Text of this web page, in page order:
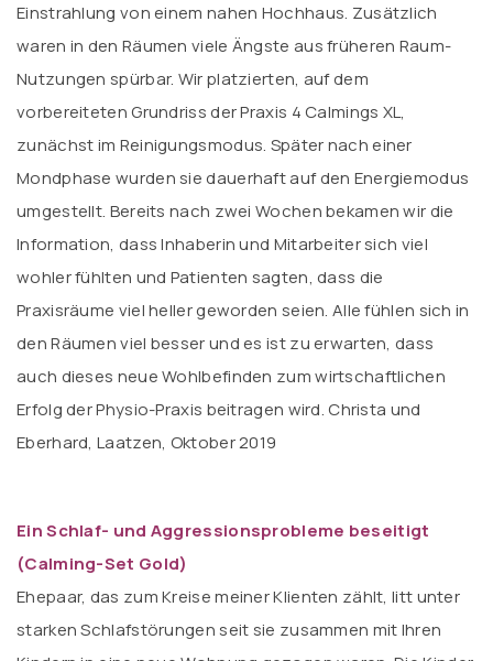
Einstrahlung von einem nahen Hochhaus. Zusätzlich
waren in den Räumen viele Ängste aus früheren Raum-
Nutzungen spürbar. Wir platzierten, auf dem
vorbereiteten Grundriss der Praxis 4 Calmings XL,
zunächst im Reinigungsmodus. Später nach einer
Mondphase wurden sie dauerhaft auf den Energiemodus
umgestellt. Bereits nach zwei Wochen bekamen wir die
Information, dass Inhaberin und Mitarbeiter sich viel
wohler fühlten und Patienten sagten, dass die
Praxisräume viel heller geworden seien. Alle fühlen sich in
den Räumen viel besser und es ist zu erwarten, dass
auch dieses neue Wohlbefinden zum wirtschaftlichen
Erfolg der Physio-Praxis beitragen wird. Christa und
Eberhard, Laatzen, Oktober 2019
Ein Schlaf- und Aggressionsprobleme beseitigt
(Calming-Set Gold)
Ehepaar, das zum Kreise meiner Klienten zählt, litt unter
starken Schlafstörungen seit sie zusammen mit Ihren